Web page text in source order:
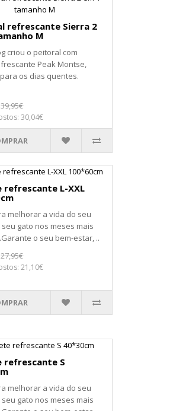
refrescante Sierra 2
M
criou o peitoral com
Peak Montse,
os dias quentes.
39,95€
30,04€
refrescante L-XXL
melhorar a vida do seu
seu gato nos meses mais
o seu bem-estar, ..
27,95€
21,10€
refrescante S
melhorar a vida do seu
seu gato nos meses mais